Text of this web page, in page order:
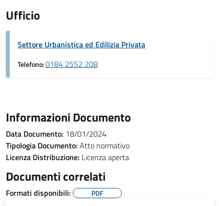
Ufficio
Settore Urbanistica ed Edilizia Privata
Telefono:0184 2552 208
Informazioni Documento
Data Documento: 18/01/2024
Tipologia Documento: Atto normativo
Licenza Distribuzione: Licenza aperta
Documenti correlati
Formati disponibili: PDF